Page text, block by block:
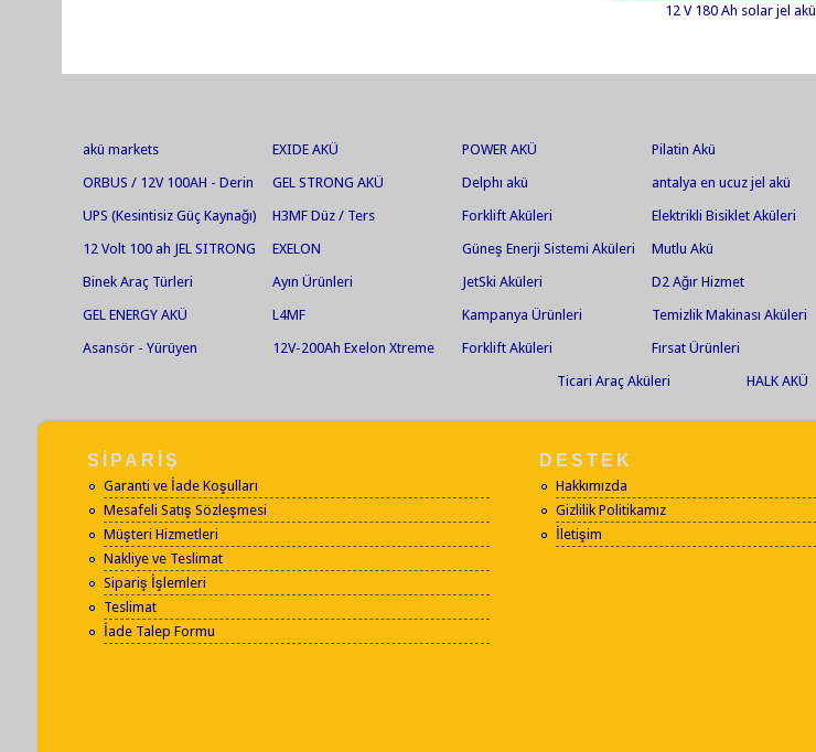
12 V 180 Ah solar jel akü
akü markets EXIDE AKÜ POWER AKÜ Pilatin Akü
ORBUS / 12V 100AH - Derin
GEL STRONG AKÜ Delphı akü antalya en ucuz jel akü
UPS (Kesintisiz Güç Kaynağı)
H3MF Düz / Ters Forklift Aküleri Elektrikli Bisiklet Aküleri
12 Volt 100 ah JEL SITRONG
EXELON Güneş Enerji Sistemi Aküleri Mutlu Akü
Binek Araç Türleri
Ayın Ürünleri JetSki Aküleri D2 Ağır Hizmet
GEL ENERGY AKÜ
L4MF Kampanya Ürünleri Temizlik Makinası Aküleri
Asansör - Yürüyen
12V-200Ah Exelon Xtreme
Forklift Aküleri Fırsat Ürünleri
Ticari Araç Aküleri
HALK AKÜ
SİPARİŞ
Garanti ve İade Koşulları
Mesafeli Satış Sözleşmesi
Müşteri Hizmetleri
Nakliye ve Teslimat
Sipariş İşlemleri
Teslimat
İade Talep Formu
DESTEK
Hakkımızda
Gizlilik Politikamız
İletişim